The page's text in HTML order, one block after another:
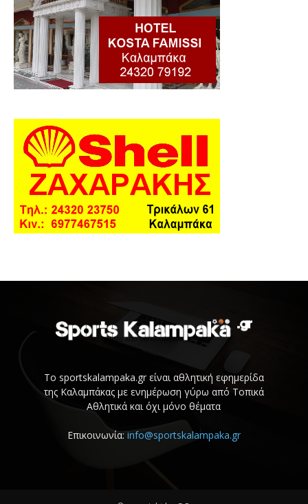
Το sportskalampaka.gr είναι αθλητική εφημερίδα
της Καλαμπάκας με ενημέρωση γύρω από Τοπικά
Αθλητικά και όχι μόνο θέματα
Επικοινωνία: info@sportskalampaka.gr